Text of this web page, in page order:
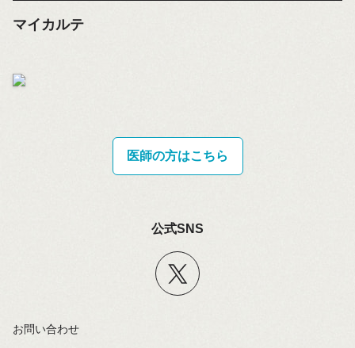
マイカルテ
医師の方はこちら
公式SNS
お問い合わせ